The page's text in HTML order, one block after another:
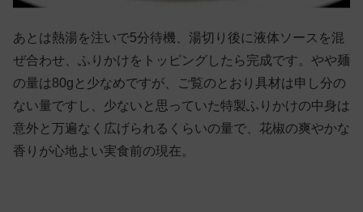
あとは熱湯を注いで5分待機、湯切り後に液体ソースを混
ぜ合わせ、ふりかけをトッピングしたら完成です。やや麺
の量は80gと少なめですが、ご覧のとおり具材は申し分の
ない量ですし、少ないと思っていた特製ふりかけの中身は
意外と万遍なく広げられるくらいの量で、花椒の爽やかな
香りが心地よい実食前の現在。